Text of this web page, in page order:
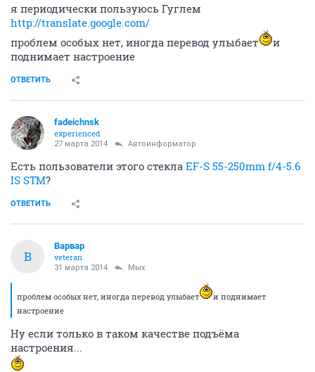
я периодически пользуюсь Гуглем
http://translate.google.com/
проблем особых нет, иногда перевод улыбает
и
поднимает настроение
ОТВЕТИТЬ
fadeichnsk
experienced
27 марта 2014 Автоинформатор
Есть пользователи этого стекла EF-S 55-250mm f/4-5.6
IS STM?
ОТВЕТИТЬ
В
Варвар
veteran
31 марта 2014 Мых
проблем особых нет, иногда перевод улыбает
и поднимает
настроение
Ну если только в таком качестве подъёма
настроения...